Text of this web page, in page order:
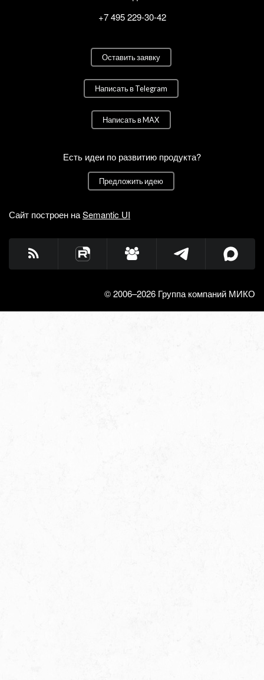
+7 495 229-30-42
Оставить заявку
Написать в Telegram
Написать в MAX
Есть идеи по развитию продукта?
Предложить идею
Сайт построен наSemantic UI
© 2006–2026 Группа компаний МИКО